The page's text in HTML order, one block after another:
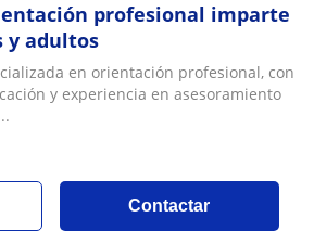
profesional imparte
y adultos
en orientación profesional, con
y experiencia en asesoramiento
Contactar